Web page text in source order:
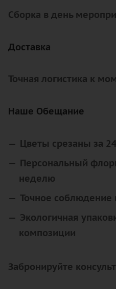
Сборка в день
Доставка
Точная логистика к
Наше Обещание
Цветы срезаны за
Персональный
неделю
Точное
Экологичная
композиции
Забронируйте